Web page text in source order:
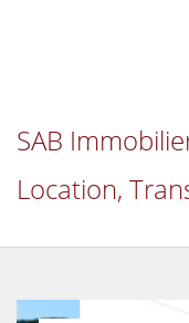
SAB
Location,